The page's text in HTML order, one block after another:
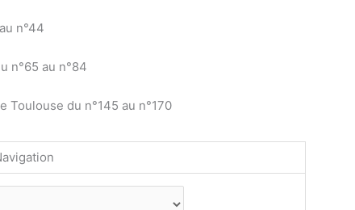
n°44
n°65 au n°84
Toulouse du n°145 au n°170